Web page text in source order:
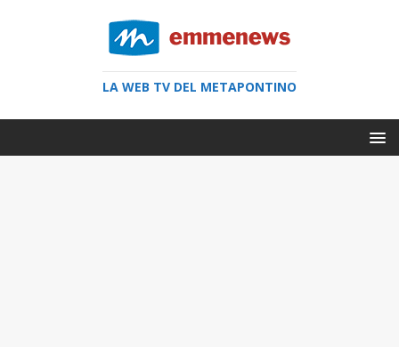
LA WEB TV DEL METAPONTINO